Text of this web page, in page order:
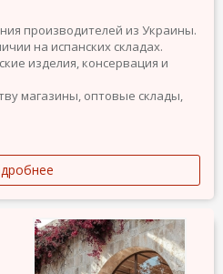
производителей из Украины.
на испанских складах.
изделия, консервация и
магазины, оптовые склады,